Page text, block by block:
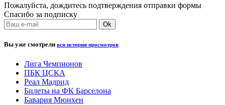
Пожалуйста, дождитесь подтверждения отправки формы
Спасибо за подписку
Вы уже смотрели вся история просмотров
Лига Чемпионов
ПБК ЦСКА
Реал Мадрид
Билеты на ФК Барселона
Бавария Мюнхен